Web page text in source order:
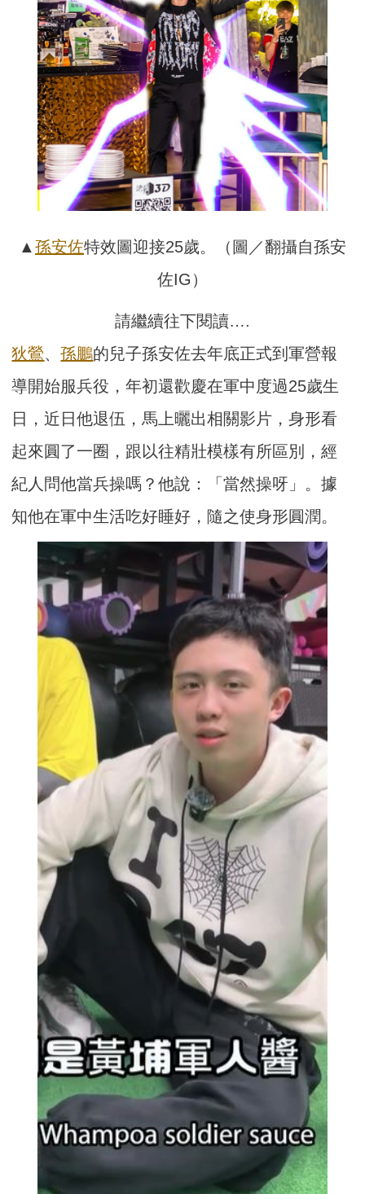
▲孫安佐特效圖迎接25歲。（圖／翻攝自孫安
佐IG）
請繼續往下閱讀….
狄鶯、孫鵬的兒子孫安佐去年底正式到軍營報
導開始服兵役，年初還歡慶在軍中度過25歲生
日，近日他退伍，馬上曬出相關影片，身形看
起來圓了一圈，跟以往精壯模樣有所區別，經
紀人問他當兵操嗎？他說：「當然操呀」。據
知他在軍中生活吃好睡好，隨之使身形圓潤。